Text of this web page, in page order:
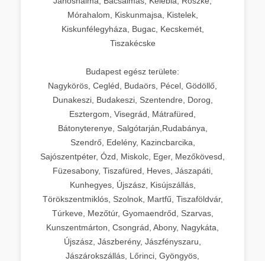
Mórahalom, Kiskunmajsa, Kistelek,
Kiskunfélegyháza, Bugac, Kecskemét,
Tiszakécske
Budapest egész területe:
Nagykörös, Cegléd, Budaörs, Pécel, Gödöllő,
Dunakeszi, Budakeszi, Szentendre, Dorog,
Esztergom, Visegrád, Mátrafüred,
Bátonyterenye, Salgótarján,Rudabánya,
Szendrő, Edelény, Kazincbarcika,
Sajószentpéter, Ózd, Miskolc, Eger, Mezőkövesd,
Füzesabony, Tiszafüred, Heves, Jászapáti,
Kunhegyes, Újszász, Kisújszállás,
Törökszentmiklós, Szolnok, Martfű, Tiszaföldvár,
Túrkeve, Mezőtúr, Gyomaendrőd, Szarvas,
Kunszentmárton, Csongrád, Abony, Nagykáta,
Újszász, Jászberény, Jászfényszaru,
Jászárokszállás, Lőrinci, Gyöngyös,